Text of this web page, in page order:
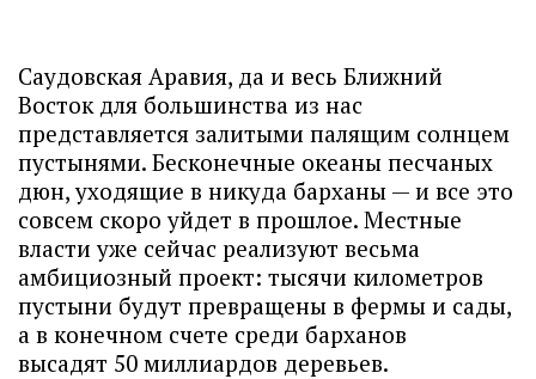
Саудовская Аравия, да и весь Ближний
Восток для большинства из нас
представляется залитыми палящим солнцем
пустынями. Бесконечные океаны песчаных
дюн, уходящие в никуда барханы — и все это
совсем скоро уйдет в прошлое. Местные
власти уже сейчас реализуют весьма
амбициозный проект: тысячи километров
пустыни будут превращены в фермы и сады,
а в конечном счете среди барханов
высадят 50 миллиардов деревьев.